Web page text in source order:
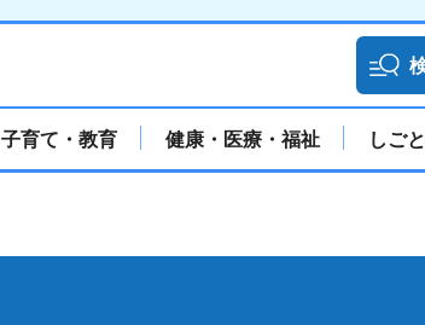
子育て・教育 健康・医療・福祉 しご